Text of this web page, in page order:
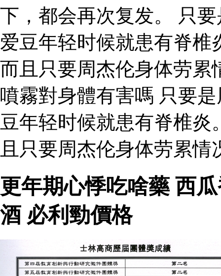
下，都会再次复发。 只
爱豆年轻时候就患有脊椎
而且只要周杰伦身体劳累
噴霧對身體有害嗎 只要
豆年轻时候就患有脊椎
且只要周杰伦身体劳累
更年期心悸吃啥藥 西
酒 必利勁價格